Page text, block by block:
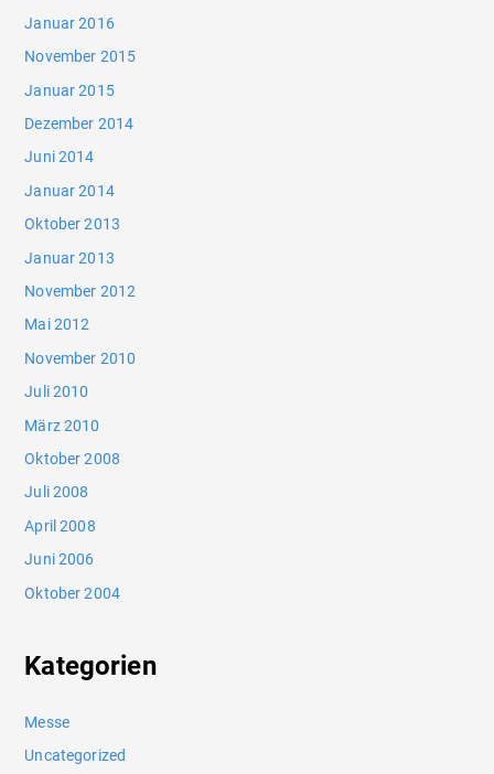
Januar 2016
November 2015
Januar 2015
Dezember 2014
Juni 2014
Januar 2014
Oktober 2013
Januar 2013
November 2012
Mai 2012
November 2010
Juli 2010
März 2010
Oktober 2008
Juli 2008
April 2008
Juni 2006
Oktober 2004
Kategorien
Messe
Uncategorized